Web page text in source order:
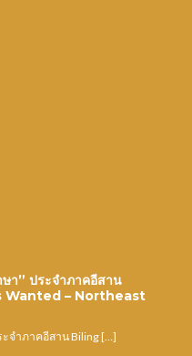
า” ประจำภาคอีสาน
Wanted – Northeast
จำภาคอีสาน Biling […]